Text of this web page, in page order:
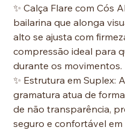
✨ Calça Flare com Cós
bailarina que alonga
alto se ajusta com
compressão ideal para
durante os movimentos.
✨ Estrutura em Suplex:
gramatura atua de
de não transparência,
seguro e confortável